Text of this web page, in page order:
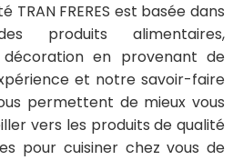
TRAN FRERES est basée dans
produits alimentaires,
en provenant de
et notre savoir-faire
permettent de mieux vous
vers les produits de qualité
pour cuisiner chez vous de